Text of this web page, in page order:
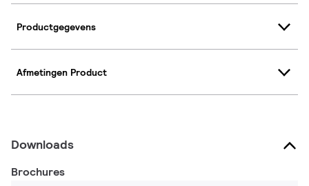
Productgegevens
Afmetingen Product
Downloads
Brochures